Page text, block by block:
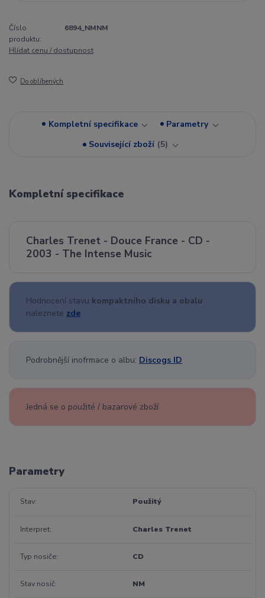
Číslo
produktu:
6894_NMNM
Hlídat cenu / dostupnost
Do oblíbených
Kompletní specifikace
Parametry
Související zboží 5
Kompletní specifikace
Charles Trenet - Douce France - CD -
2003 - The Intense Music
Hodnocení stavu kompaktního disku a obalu
naleznete zde
Podrobnější inofrmace o albu: Discogs ID
Jedná se o použité / bazarové zboží
Parametry
Stav Použitý
Interpret Charles Trenet
Typ nosiče CD
Stav nosič NM